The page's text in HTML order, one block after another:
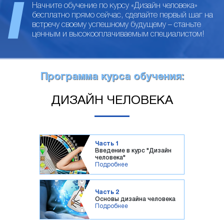
Начните обучение по курсу «Дизайн человека»
бесплатно прямо сейчас, сделайте первый шаг на
встречу своему успешному будущему – станьте
ценным и высокооплачиваемым специалистом!
Программа курса обучения:
ДИЗАЙН ЧЕЛОВЕКА
Часть 1
Введение в курс "Дизайн
человека"
Подробнее
Часть 2
Основы дизайна человека
Подробнее